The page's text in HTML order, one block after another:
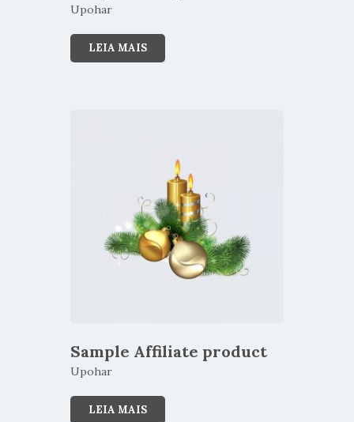
Upohar
LEIA MAIS
Sample Affiliate product
Upohar
LEIA MAIS